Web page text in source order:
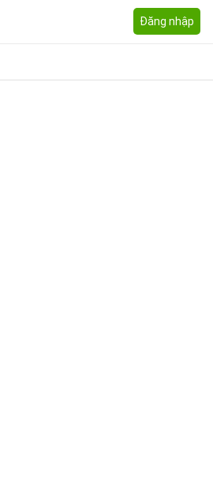
Đăng nhập